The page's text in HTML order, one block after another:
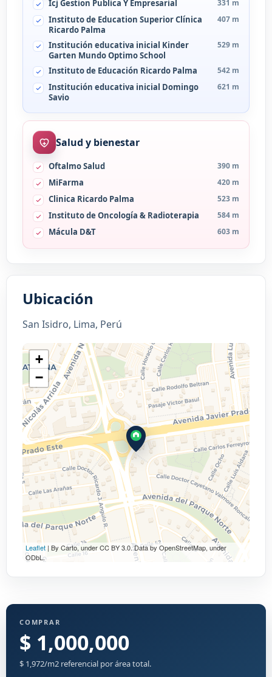
Icj Gestion Publica Y Empresarial 331 m
Instituto de Education Superior Clínica
Ricardo Palma
407 m
Institución educativa inicial Kinder
Garten Mundo Optimo School
529 m
Instituto de Educación Ricardo Palma 542 m
Institución educativa inicial Domingo
Savio
621 m
Salud y bienestar
Oftalmo Salud 390 m
MiFarma 420 m
Clinica Ricardo Palma 523 m
Instituto de Oncología & Radioterapia 584 m
Mácula D&T 603 m
Ubicación
San Isidro, Lima, Perú
+
−
Leaflet | By Carto, under CC BY 3.0. Data by OpenStreetMap, under
ODbL.
COMPRAR
$ 1,000,000
$ 1,972/m2 referencial por área total.